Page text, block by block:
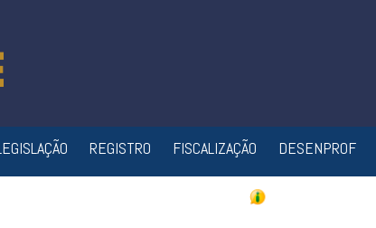
REGISTRO FISCALIZAÇÃO DESENPROF